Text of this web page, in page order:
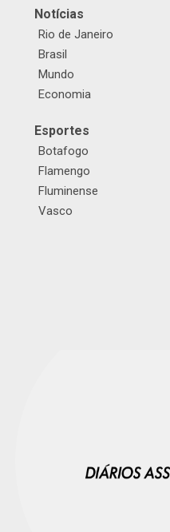
Notícias
Rio de Janeiro
Brasil
Mundo
Economia
Esportes
Botafogo
Flamengo
Fluminense
Vasco